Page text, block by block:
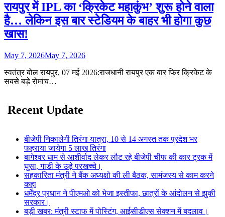
रायपुर में IPL का ‘क्रिकेट महाकुंभ’ शुरू होने वाला
है… लेकिन इस बार स्टेडियम के बाहर भी होगा कुछ
खास!
May 7, 2026May 7, 2026
स्वतंत्र बोल रायपुर, 07 मई 2026:राजधानी रायपुर एक बार फिर क्रिकेट के
सबसे बड़े रोमांच…
Recent Update
बीजेपी निकालेगी तिरंगा यात्रा, 10 से 14 अगस्त तक प्रदेश भर
फहराया जायेगा 5 लाख तिरंगा
बागेश्वर धाम से आशीर्वाद लेकर लौट रहे बीजेपी चीफ की कार ट्रक में
घुसा, गाडी के उड़े परखच्चे।
सहकारिता मंत्री ने बैंक अध्यक्षो की ली बैठक, सामंजस्य से काम करने
कहा
धर्मेंद्र प्रधान ने पीएमओ को भेजा इस्तीफा, छात्रों के आंदोलन से झुकी
सरकार।
बड़ी खबर: मंत्री स्टाफ में पोस्टिंग, आईसीडीएस सेक्शन में बदलाव।